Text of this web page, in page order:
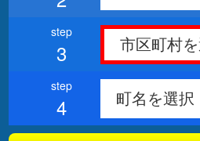
3
4